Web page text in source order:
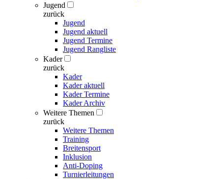
Jugend
zurück
Jugend
Jugend aktuell
Jugend Termine
Jugend Rangliste
Kader
zurück
Kader
Kader aktuell
Kader Termine
Kader Archiv
Weitere Themen
zurück
Weitere Themen
Training
Breitensport
Inklusion
Anti-Doping
Turnierleitungen